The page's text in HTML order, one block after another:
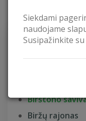
Siekdami
naudojame
Susipažinkite
KAIMO TURIZMAS
Birštono
Biržų rajonas